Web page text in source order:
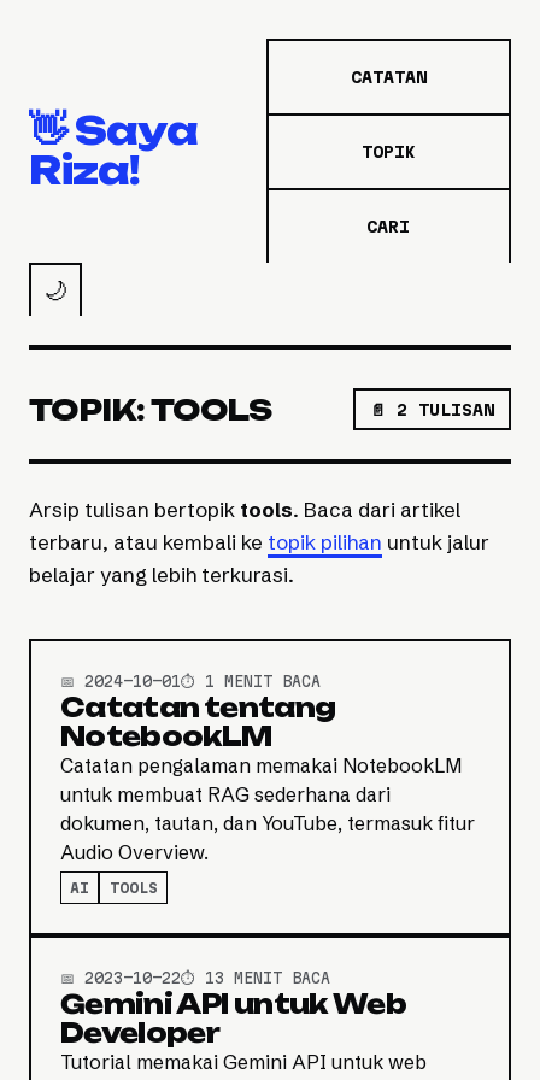
👋 Saya
Riza!
CATATAN
TOPIK
CARI
🌙
TOPIK: TOOLS 📄 2 TULISAN
Arsip tulisan bertopik tools. Baca dari artikel
terbaru, atau kembali ke topik pilihan untuk jalur
belajar yang lebih terkurasi.
📅 2024-10-01⏱️ 1 MENIT BACA
Catatan tentang
NotebookLM
Catatan pengalaman memakai NotebookLM
untuk membuat RAG sederhana dari
dokumen, tautan, dan YouTube, termasuk fitur
Audio Overview.
AI TOOLS
📅 2023-10-22⏱️ 13 MENIT BACA
Gemini API untuk Web
Developer
Tutorial memakai Gemini API untuk web